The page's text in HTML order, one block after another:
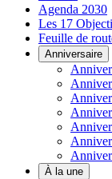
Agenda 2030
Les 17
Feuille de
Anniversaire
À la une